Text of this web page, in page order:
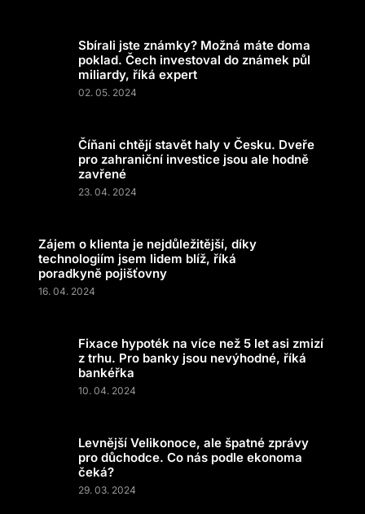
Sbírali jste známky? Možná máte doma
poklad. Čech investoval do známek půl
miliardy, říká expert
02. 05. 2024
Číňani chtějí stavět haly v Česku. Dveře
pro zahraniční investice jsou ale hodně
zavřené
23. 04. 2024
Zájem o klienta je nejdůležitější, díky
technologiím jsem lidem blíž, říká
poradkyně pojišťovny
16. 04. 2024
Fixace hypoték na více než 5 let asi zmizí
z trhu. Pro banky jsou nevýhodné, říká
bankéřka
10. 04. 2024
Levnější Velikonoce, ale špatné zprávy
pro důchodce. Co nás podle ekonoma
čeká?
29. 03. 2024